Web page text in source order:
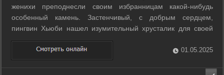
женихи преподнесли своим избранницам какой-нибудь
особенный камень. Застенчивый, с добрым сердцем,
пингвин Хьюби нашел изумительный хрусталик для своей
возлюбленной. Но у Марины есть еще один воздыхатель –
злой пингвин Дрейк, который очень хочет избавиться от
соперника и завладеть ...
01.05.2025